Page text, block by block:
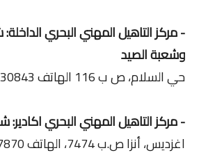
- مركز التاهيل المهني البحري
وشعبة الصيد
حي السلام، ص ب 116 الهاتف 0528930843
- مركز التاهيل المهني البحري اكادير:
اغزديس، أنزا ص.ب 7474، الهاتف 0528847870